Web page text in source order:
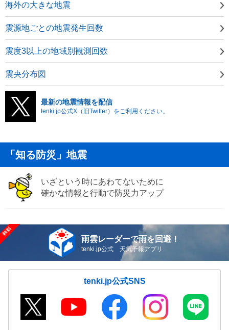
海外の大きな地震
震源地ごとの地震発生回数
震度3以上の地域別観測回数
震央分布図
最新の地震情報を配信
tenki.jp公式X（旧Twitter）をご利用ください。
「知る防災」地震
いざという時にあわてないために
確かな情報と行動で防災力アップ
雨雲レーダーで雨を回避！
tenki.jp公式 天気予報アプリ
tenki.jp公式SNS